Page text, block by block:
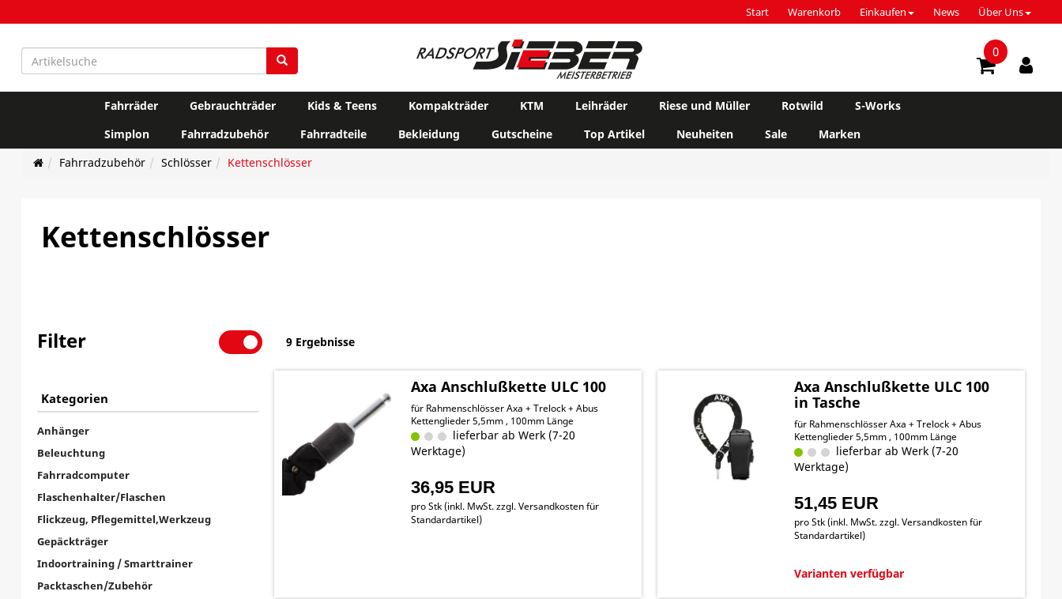
Start Warenkorb Einkaufen News Über Uns
0
Fahrräder Gebrauchträder Kids & Teens Kompakträder KTM Leihräder Riese und Müller Rotwild
S-Works
Simplon
Fahrradzubehör Fahrradteile Bekleidung Gutscheine Top Artikel Neuheiten Sale
Marken
Fahrradzubehör
Schlösser Kettenschlösser
Kettenschlösser
Filter 9 Ergebnisse
Kategorien
Anhänger
Beleuchtung
Fahrradcomputer
Flaschenhalter/Flaschen
Flickzeug, Pflegemittel,Werkzeug
Gepäckträger
Indoortraining / Smarttrainer
Packtaschen/Zubehör
Axa Anschlußkette ULC 100
für Rahmenschlösser Axa + Trelock + Abus
Kettenglieder 5,5mm , 100mm Länge
lieferbar ab Werk (7-20
Werktage)
36,95 EUR
pro Stk (inkl. MwSt. zzgl.Versandkosten für
Standardartikel)
Axa Anschlußkette ULC 100
in Tasche
für Rahmenschlösser Axa + Trelock + Abus
Kettenglieder 5,5mm , 100mm Länge
lieferbar ab Werk (7-20
Werktage)
51,45 EUR
pro Stk (inkl. MwSt. zzgl.Versandkosten für
Standardartikel)
Varianten verfügbar